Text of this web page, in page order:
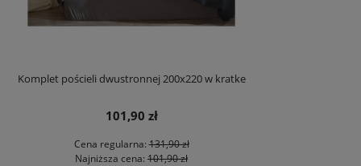
Komplet pościeli dwustronnej 200x220 w kratke
101,90 zł
Cena regularna:131,90 zł
Najniższa cena: 101,90 zł